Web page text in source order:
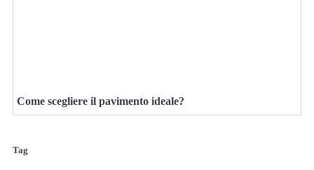
Come scegliere il pavimento ideale?
Tag